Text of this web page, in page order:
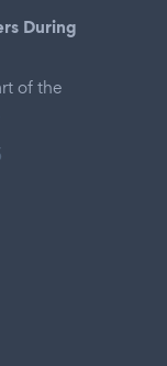
During
of the